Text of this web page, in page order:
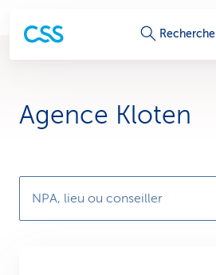
L
d
e
Recherche
Agence Kloten
NPA, lieu ou conseiller